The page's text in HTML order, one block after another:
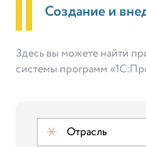
Создание и
Здесь вы можете найти
системы программ
Отрасль